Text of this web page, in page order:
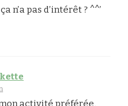
n’a pas d’intérêt ? ^^’
activité préférée,